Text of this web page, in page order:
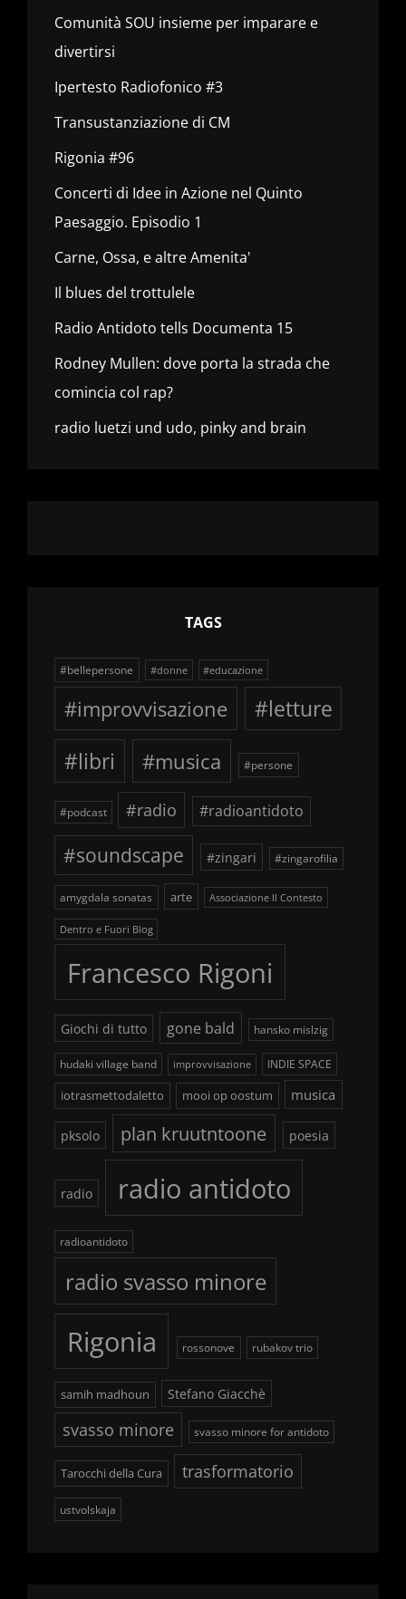
Comunità SOU insieme per imparare e
divertirsi
Ipertesto Radiofonico #3
Transustanziazione di CM
Rigonia #96
Concerti di Idee in Azione nel Quinto
Paesaggio. Episodio 1
Carne, Ossa, e altre Amenita'
Il blues del trottulele
Radio Antidoto tells Documenta 15
Rodney Mullen: dove porta la strada che
comincia col rap?
radio luetzi und udo, pinky and brain
TAGS
#bellepersone #donne #educazione
#improvvisazione
#letture
#libri
#musica #persone
#podcast #radio #radioantidoto
#soundscape #zingari #zingarofilia
amygdala sonatas arte Associazione Il Contesto
Dentro e Fuori Blog
Francesco Rigoni
Giochi di tutto gone bald hansko mislzig
hudaki village band improvvisazione INDIE SPACE
iotrasmettodaletto mooi op oostum musica
pksolo plan kruutntoone poesia
radio radio antidoto
radioantidoto
radio svasso minore
Rigonia rossonove rubakov trio
samih madhoun Stefano Giacchè
svasso minore svasso minore for antidoto
Tarocchi della Cura trasformatorio
ustvolskaja